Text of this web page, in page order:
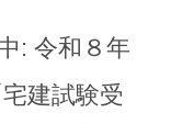
: 令和８年
建試験受